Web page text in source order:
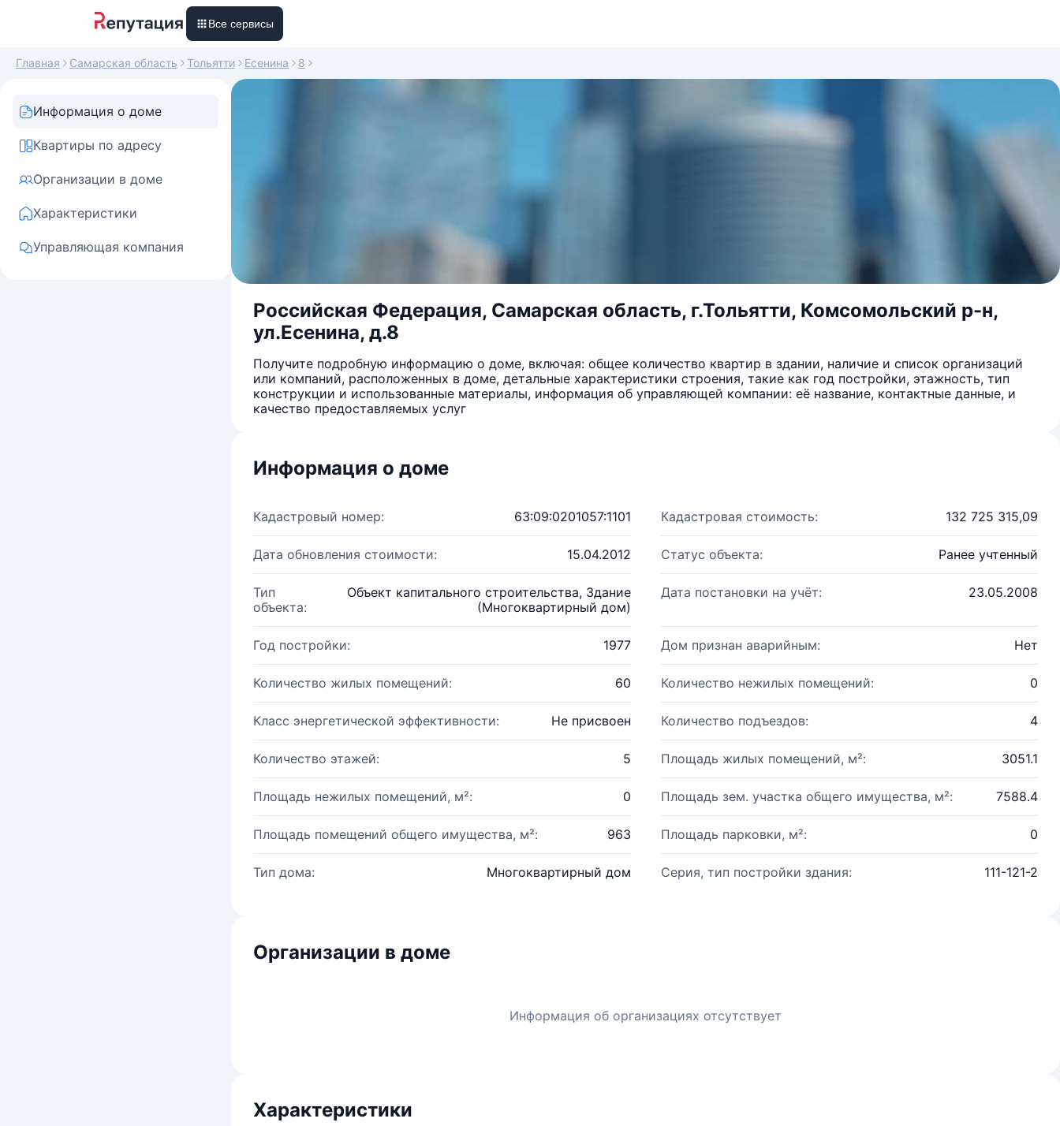
Все сервисы
Главная Самарская область Тольятти Есенина 8
Информация о доме
Квартиры по адресу
Организации в доме
Характеристики
Управляющая компания
Российская Федерация, Самарская область, г.Тольятти, Комсомольский р-н,
ул.Есенина, д.8
Получите подробную информацию о доме, включая: общее количество квартир в здании, наличие и список организаций
или компаний, расположенных в доме, детальные характеристики строения, такие как год постройки, этажность, тип
конструкции и использованные материалы, информация об управляющей компании: её название, контактные данные, и
качество предоставляемых услуг
Информация о доме
Кадастровый номер: 63:09:0201057:1101 Кадастровая стоимость: 132 725 315,09
Дата обновления стоимости: 15.04.2012 Статус объекта: Ранее учтенный
Тип
объекта:
Объект капитального строительства, Здание
(Многоквартирный дом)
Дата постановки на учёт: 23.05.2008
Год постройки: 1977 Дом признан аварийным: Нет
Количество жилых помещений: 60 Количество нежилых помещений: 0
Класс энергетической эффективности: Не присвоен Количество подъездов: 4
Количество этажей: 5 Площадь жилых помещений, м²: 3051.1
Площадь нежилых помещений, м²: 0 Площадь зем. участка общего имущества, м²: 7588.4
Площадь помещений общего имущества, м²: 963 Площадь парковки, м²: 0
Тип дома: Многоквартирный дом Серия, тип постройки здания: 111-121-2
Организации в доме
Информация об организациях отсутствует
Характеристики